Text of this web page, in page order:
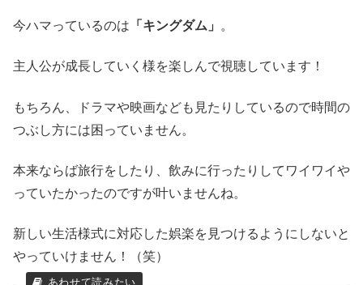
今ハマっているのは 「キングダム」 。
主人公が成長していく様を楽しんで視聴しています！
もちろん、ドラマや映画なども見たりしているので時間の
つぶし方には困っていません。
本来ならば旅行をしたり、飲みに行ったりしてワイワイや
っていたかったのですが叶いませんね。
新しい生活様式に対応した娯楽を見つけるようにしないと
やっていけません！（笑）